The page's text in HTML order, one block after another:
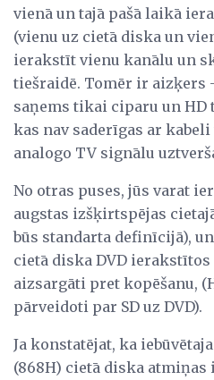
vienā un tajā pašā laikā
(vienu uz cietā diska un
ierakstīt vienu kanālu un
tiešraidē. Tomēr ir aizķers
saņems tikai ciparu un HD
kas nav saderīgas ar
analogo TV signālu
No otras puses, jūs varat
augstas izšķirtspējas
būs standarta definīcijā),
cietā diska DVD
aizsargāti pret kopēšanu,
pārveidoti par SD uz DVD).
Ja konstatējat, ka
(868H) cietā diska